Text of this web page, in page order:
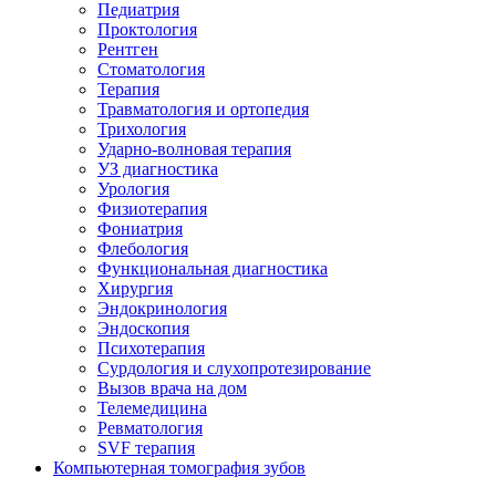
Педиатрия
Проктология
Рентген
Стоматология
Терапия
Травматология и ортопедия
Трихология
Ударно-волновая терапия
УЗ диагностика
Урология
Физиотерапия
Фониатрия
Флебология
Функциональная диагностика
Хирургия
Эндокринология
Эндоскопия
Психотерапия
Сурдология и слухопротезирование
Вызов врача на дом
Телемедицина
Ревматология
SVF терапия
Компьютерная томография зубов